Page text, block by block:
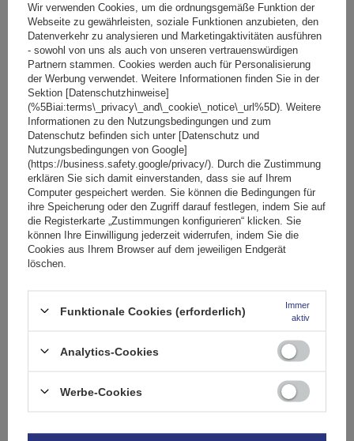
Ihre Bewertung schreiben
Ihre Note:
5/5
Inhalt Ihrer Bewertung
Ihr Produktfoto hinzufügen:
Ihr Vorname
Ihre E-Mail-Adresse
Bewertung abschicken
Wir verwenden Cookies, um die ordnungsgemäße Funktion der
Webseite zu gewährleisten, soziale Funktionen anzubieten, den
Datenverkehr zu analysieren und Marketingaktivitäten ausführen
- sowohl von uns als auch von unseren vertrauenswürdigen
Partnern stammen. Cookies werden auch für Personalisierung
der Werbung verwendet. Weitere Informationen finden Sie in der
Sektion [Datenschutzhinweise]
(%5Biai:terms\_privacy\_and\_cookie\_notice\_url%5D). Weitere
Informationen zu den Nutzungsbedingungen und zum
Datenschutz befinden sich unter [Datenschutz und
Nutzungsbedingungen von Google]
(https://business.safety.google/privacy/). Durch die Zustimmung
erklären Sie sich damit einverstanden, dass sie auf Ihrem
Computer gespeichert werden. Sie können die Bedingungen für
ihre Speicherung oder den Zugriff darauf festlegen, indem Sie auf
die Registerkarte „Zustimmungen konfigurieren“ klicken. Sie
können Ihre Einwilligung jederzeit widerrufen, indem Sie die
Cookies aus Ihrem Browser auf dem jeweiligen Endgerät
löschen.
Funktionale Cookies (erforderlich)
Immer
aktiv
Analytics-Cookies
Werbe-Cookies